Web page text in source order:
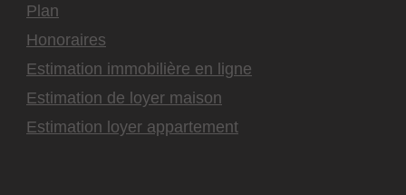
Plan
Honoraires
Estimation immobilière en ligne
Estimation de loyer maison
Estimation loyer appartement